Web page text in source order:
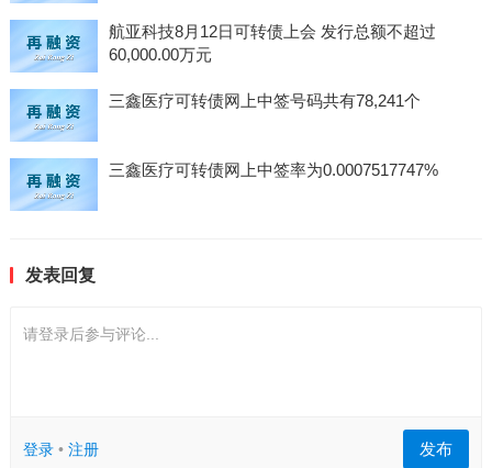
航亚科技8月12日可转债上会 发行总额不超过
60,000.00万元
三鑫医疗可转债网上中签号码共有78,241个
三鑫医疗可转债网上中签率为0.0007517747%
发表回复
请登录后参与评论...
登录• 注册 发布